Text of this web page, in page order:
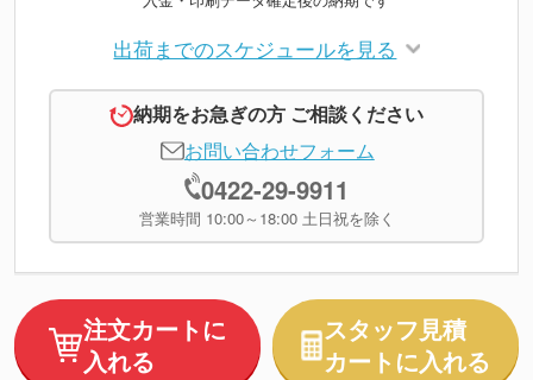
出荷までのスケジュールを見る
納期をお急ぎの方 ご相談ください
お問い合わせフォーム
0422-29-9911
営業時間 10:00～18:00 土日祝を除く
注文カートに
入れる
スタッフ見積
カートに入れる